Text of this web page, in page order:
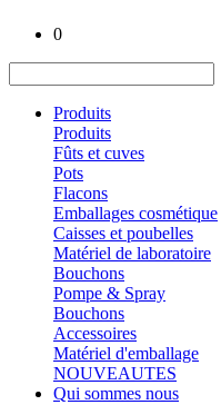
0
Produits
Produits
Fûts et cuves
Pots
Flacons
Emballages cosmétique
Caisses et poubelles
Matériel de laboratoire
Bouchons
Pompe & Spray
Bouchons
Accessoires
Matériel d'emballage
NOUVEAUTES
Qui sommes nous